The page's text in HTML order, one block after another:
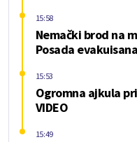
Nemački brod na
Posada
15:58
Ogromna ajkula
VIDEO
15:53
15:49